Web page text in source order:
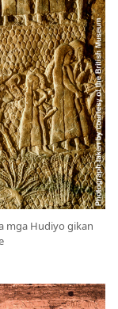
mga Hudiyo gikan